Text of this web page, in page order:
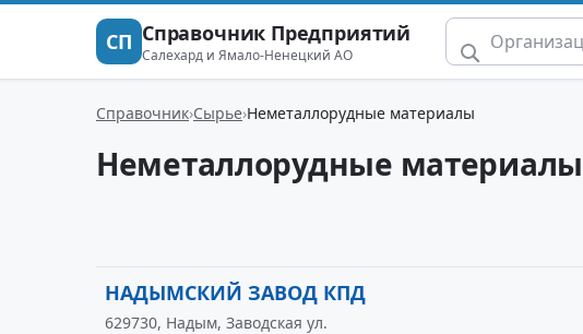
СП Справочник Предприятий
Салехард и Ямало-Ненецкий АО
Справочник Сырье Неметаллорудные материалы
Неметаллорудные материалы
НАДЫМСКИЙ ЗАВОД КПД
629730, Надым, Заводская ул.